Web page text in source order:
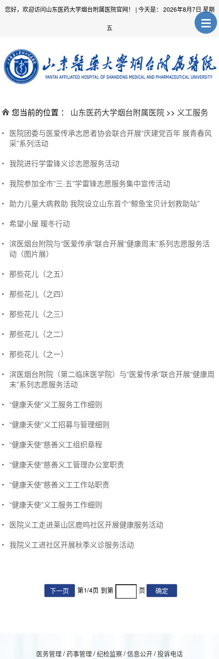
您好，欢迎访问山东医药大学烟台附属医院官网！ | 今天是： 2026年8月7日 星期
五
您当前的位置 ： 山东医药大学烟台附属医院 >> 义工服务
医院团委与医爱传承志愿者协会联合开展“庆建党百年 展青春风
采”系列活动
我院进行学雷锋义诊志愿服务活动
我院参加全市“三·五”学雷锋志愿服务集中宣传活动
助力儿童大病救助 我院设立山东首个“鲸鱼宝贝计划救助站”
希望小屋 暖冬行动
滨医烟台附院与“医爱传承”联合开展“健康周末”系列志愿服务活
动（图片展）
那些花儿（之五）
那些花儿（之四）
那些花儿（之三）
那些花儿（之二）
那些花儿（之一）
滨医烟台附院（第二临床医学院）与“医爱传承”联合开展“健康周
末”系列志愿服务活动
“健康天使”义工服务工作细则
“健康天使”义工招募与管理细则
“健康天使”慈善义工组织章程
“健康天使”慈善义工管理办公室职责
“健康天使”慈善义工工作站职责
“健康天使”义工服务工作细则
医院义工走进莱山区鹿鸣社区开展健康服务活动
我院义工进社区开展秋季义诊服务活动
下一页 第1/4页 到第 页 确定
医务管理 /药事管理 /纪检监察/信息公开/投诉电话